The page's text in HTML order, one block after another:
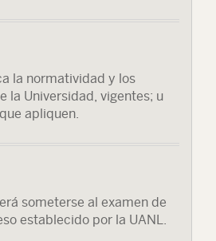
la normatividad y los
la Universidad, vigentes; u
apliquen.
someterse al examen de
establecido por la UANL.